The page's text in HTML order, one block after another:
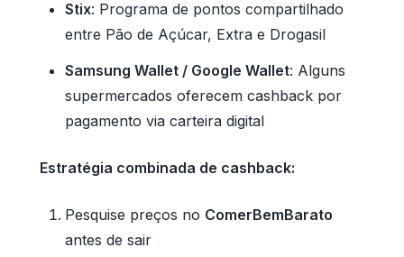
Stix: Programa de pontos compartilhado
entre Pão de Açúcar, Extra e Drogasil
Samsung Wallet / Google Wallet: Alguns
supermercados oferecem cashback por
pagamento via carteira digital
Estratégia combinada de cashback:
Pesquise preços no ComerBemBarato
antes de sair